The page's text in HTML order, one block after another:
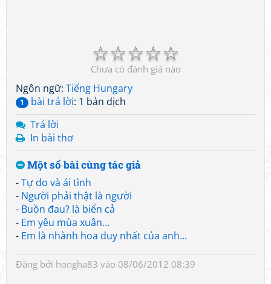
☆
☆
☆
☆
☆
Chưa có đánh giá nào
Ngôn ngữ: Tiếng Hungary
1 bài trả lời: 1 bản dịch
Trả lời
In bài thơ
Một số bài cùng tác giả
-Tự do và ái tình
- Người phải thật là người
- Buồn đau? là biển cả
- Em yêu mùa xuân...
- Em là nhành hoa duy nhất của anh...
Đăng bởi hongha83 vào 08/06/2012 08:39